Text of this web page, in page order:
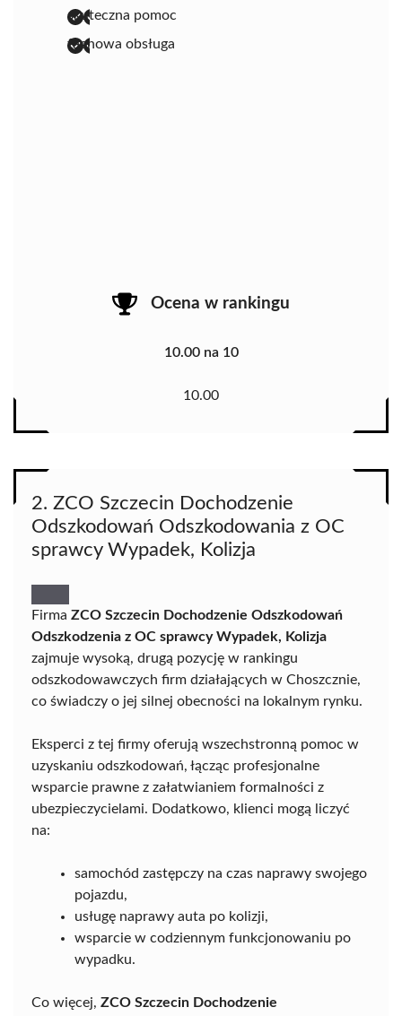
skuteczna pomoc
fachowa obsługa
Ocena w rankingu
10.00 na 10
10.00
2. ZCO Szczecin Dochodzenie
Odszkodowań Odszkodowania z OC
sprawcy Wypadek, Kolizja
Firma ZCO Szczecin Dochodzenie Odszkodowań
Odszkodzenia z OC sprawcy Wypadek, Kolizja
zajmuje wysoką, drugą pozycję w rankingu
odszkodowawczych firm działających w Choszcznie,
co świadczy o jej silnej obecności na lokalnym rynku.
Eksperci z tej firmy oferują wszechstronną pomoc w
uzyskaniu odszkodowań, łącząc profesjonalne
wsparcie prawne z załatwianiem formalności z
ubezpieczycielami. Dodatkowo, klienci mogą liczyć
na:
samochód zastępczy na czas naprawy swojego
pojazdu,
usługę naprawy auta po kolizji,
wsparcie w codziennym funkcjonowaniu po
wypadku.
Co więcej, ZCO Szczecin Dochodzenie